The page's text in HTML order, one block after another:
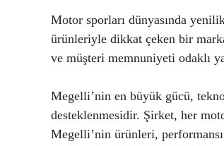
Motor sporları dünyasında
ürünleriyle dikkat çeken bir
ve müşteri memnuniyeti odaklı
Megelli’nin en büyük gücü,
desteklenmesidir. Şirket, her
Megelli’nin ürünleri,